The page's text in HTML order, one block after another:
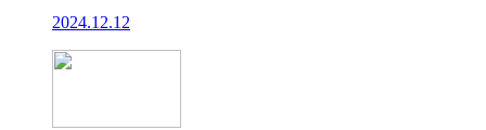
2024.12.12